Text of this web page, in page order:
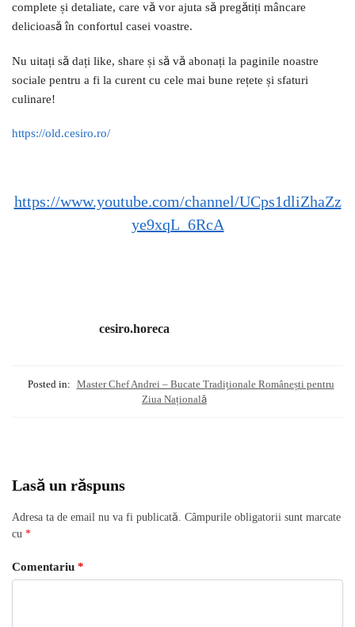
complete și detaliate, care vă vor ajuta să pregătiți mâncare
delicioasă în confortul casei voastre.
Nu uitați să dați like, share și să vă abonați la paginile noastre
sociale pentru a fi la curent cu cele mai bune rețete și sfaturi
culinare!
https://old.cesiro.ro/
https://www.youtube.com/channel/UCps1dliZhaZz
ye9xqL_6RcA
cesiro.horeca
Posted in: Master Chef Andrei – Bucate Tradiționale Românești pentru
Ziua Națională
Lasă un răspuns
Adresa ta de email nu va fi publicată. Câmpurile obligatorii sunt marcate
cu *
Comentariu *